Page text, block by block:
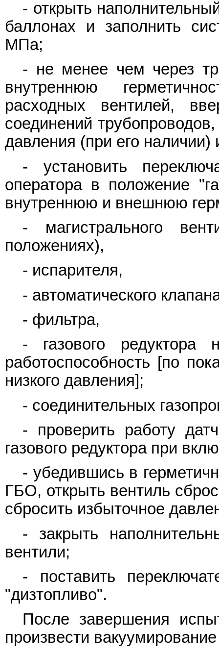
- открыть
баллонах и заполнить
МПа;
- не менее чем через
внутреннюю
расходных вентилей,
соединений
давления (при его наличии)
- установить
оператора в положение
внутреннюю и внешнюю
- магистрального
положениях),
- испарителя,
- автоматического
- фильтра,
- газового
работоспособность [по
низкого давления];
- соединительных
- проверить работу
газового редуктора при
- убедившись в
ГБО, открыть вентиль
сбросить избыточное
- закрыть
вентили;
- поставить
"дизтопливо".
После завершения
произвести